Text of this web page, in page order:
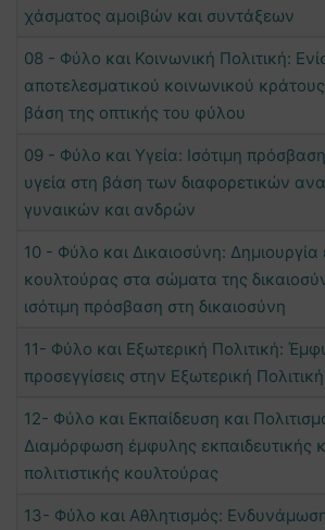
χάσματος αμοιβών και συντάξεων
08 - Φύλο και Κοινωνική Πολιτική:
αποτελεσματικού κοινωνικού
βάση της οπτικής του φύλου
09 - Φύλο και Υγεία: Ισότιμη
υγεία στη βάση των διαφορετικών
γυναικών και ανδρών
10 - Φύλο και Δικαιοσύνη:
κουλτούρας στα σώματα της
ισότιμη πρόσβαση στη δικαιοσύνη
11- Φύλο και Εξωτερική Πολιτική:
προσεγγίσεις στην Εξωτερική Πολιτική
12- Φύλο και Εκπαίδευση και
Διαμόρφωση έμφυλης εκπαιδευτικής
πολιτιστικής κουλτούρας
13- Φύλο και Αθλητισμός: